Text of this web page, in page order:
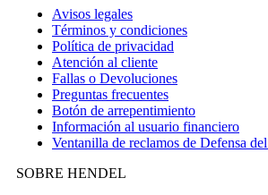
Avisos legales
Términos y condiciones
Política de privacidad
Atención al cliente
Fallas o Devoluciones
Preguntas frecuentes
Botón de arrepentimiento
Información al usuario financiero
Ventanilla de reclamos de Defensa
SOBRE HENDEL